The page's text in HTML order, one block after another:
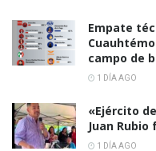
Empate
campo de
1 DÍA AGO
«Ejército
Juan
1 DÍA AGO